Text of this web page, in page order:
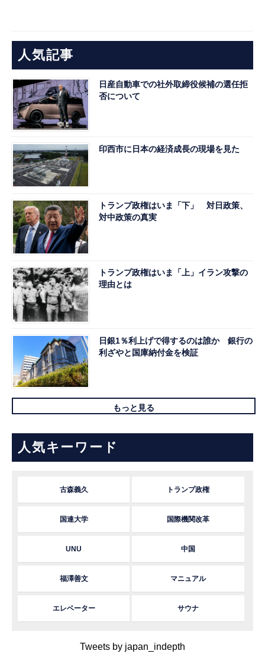
人気記事
日産自動車での社外取締役候補の選任拒
否について
印西市に日本の経済成長の現場を見た
トランプ政権はいま「下」 対日政策、
対中政策の真実
トランプ政権はいま「上」イラン攻撃の
理由とは
日銀1％利上げで得するのは誰か 銀行の
利ざやと国庫納付金を検証
もっと見る
人気キーワード
古森義久 トランプ政権
国連大学 国際機関改革
UNU 中国
福澤善文 マニュアル
エレベーター サウナ
Tweets by japan_indepth